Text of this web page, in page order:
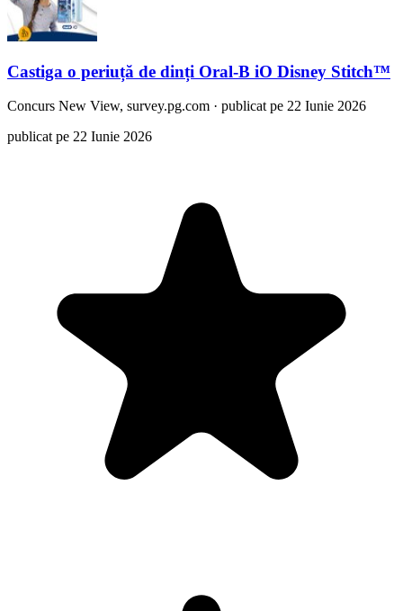
Castiga o periuță de dinți Oral-B iO Disney Stitch™
Concurs New View, survey.pg.com · publicat pe 22 Iunie 2026
publicat pe 22 Iunie 2026